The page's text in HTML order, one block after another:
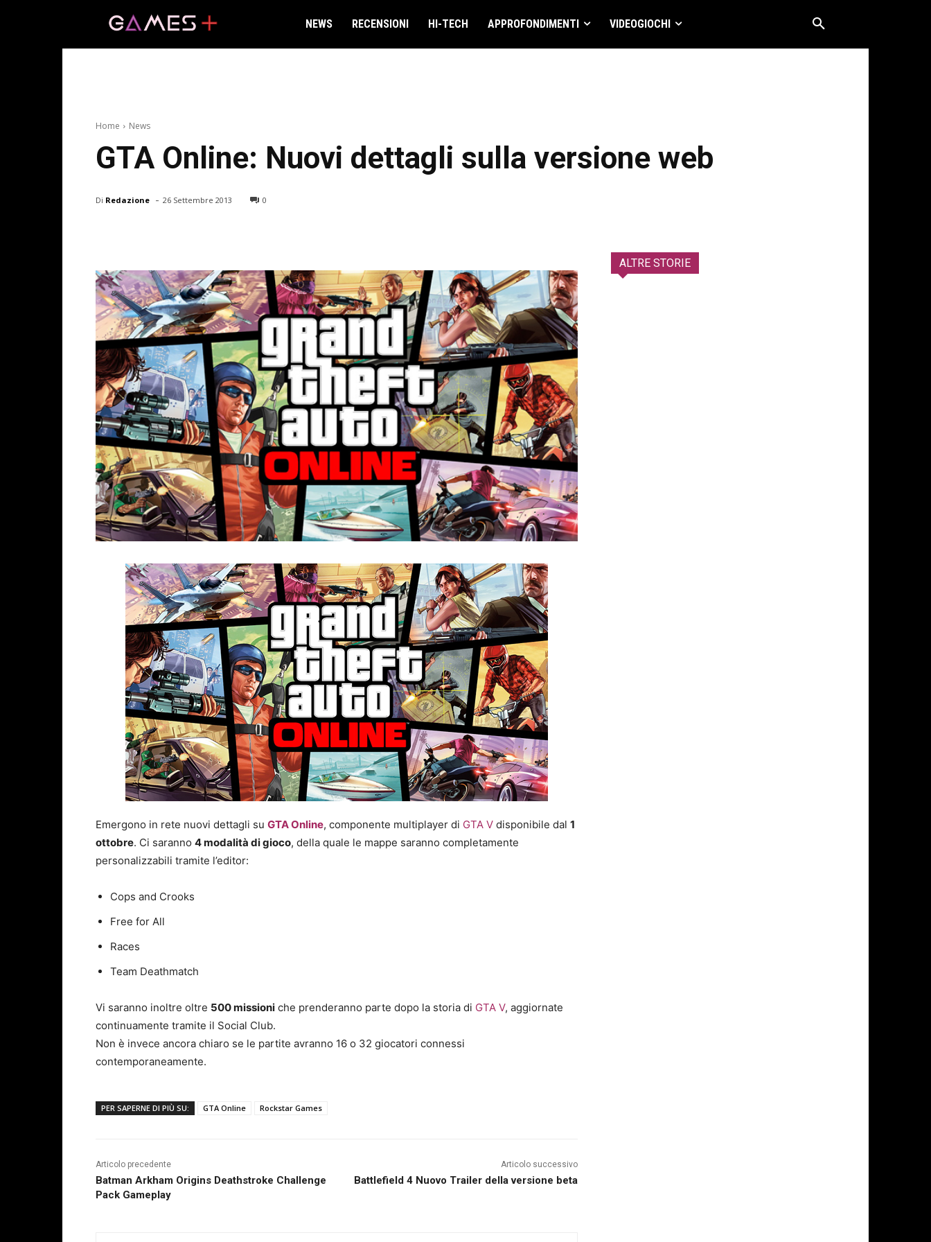
NEWS RECENSIONI HI-TECH APPROFONDIMENTI VIDEOGIOCHI
Home News
GTA Online: Nuovi dettagli sulla versione web
Di Redazione - 26 Settembre 2013 0
Emergono in rete nuovi dettagli su GTA Online, componente multiplayer di GTA V disponibile dal 1
ottobre. Ci saranno 4 modalità di gioco, della quale le mappe saranno completamente
personalizzabili tramite l’editor:
Cops and Crooks
Free for All
Races
Team Deathmatch
Vi saranno inoltre oltre 500 missioni che prenderanno parte dopo la storia di GTA V, aggiornate
continuamente tramite il Social Club.
Non è invece ancora chiaro se le partite avranno 16 o 32 giocatori connessi
contemporaneamente.
PER SAPERNE DI PIÙ SU: GTA Online Rockstar Games
Articolo precedente
Batman Arkham Origins Deathstroke Challenge
Pack Gameplay
Articolo successivo
Battlefield 4 Nuovo Trailer della versione beta
ALTRE STORIE